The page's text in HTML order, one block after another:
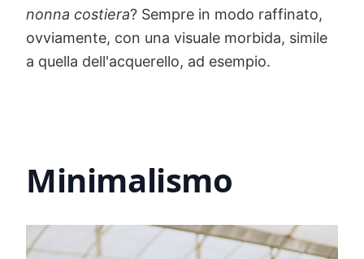
nonna costiera? Sempre in modo raffinato,
ovviamente, con una visuale morbida, simile
a quella dell'acquerello, ad esempio.
Minimalismo